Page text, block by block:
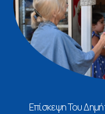
Επίσκεψη Του